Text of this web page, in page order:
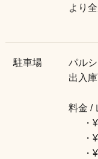
より
駐車場
パル
出入
料金 /
・
・
・